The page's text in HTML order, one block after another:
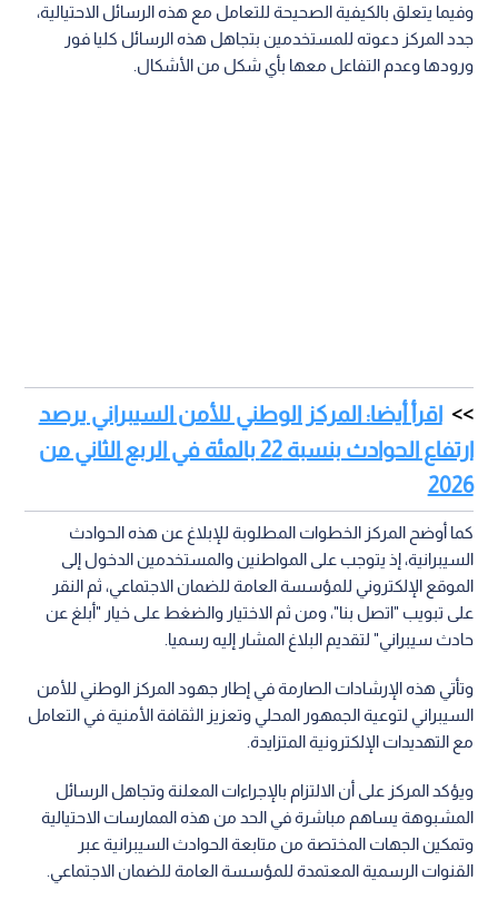
وفيما يتعلق بالكيفية الصحيحة للتعامل مع هذه الرسائل الاحتيالية،
جدد المركز دعوته للمستخدمين بتجاهل هذه الرسائل كليا فور
ورودها وعدم التفاعل معها بأي شكل من الأشكال.
اقرأ أيضا: المركز الوطني للأمن السيبراني يرصد
ارتفاع الحوادث بنسبة 22 بالمئة في الربع الثاني من
2026
كما أوضح المركز الخطوات المطلوبة للإبلاغ عن هذه الحوادث
السيبرانية، إذ يتوجب على المواطنين والمستخدمين الدخول إلى
الموقع الإلكتروني للمؤسسة العامة للضمان الاجتماعي، ثم النقر
على تبويب "اتصل بنا"، ومن ثم الاختيار والضغط على خيار "أبلغ عن
حادث سيبراني" لتقديم البلاغ المشار إليه رسميا.
وتأتي هذه الإرشادات الصارمة في إطار جهود المركز الوطني للأمن
السيبراني لتوعية الجمهور المحلي وتعزيز الثقافة الأمنية في التعامل
مع التهديدات الإلكترونية المتزايدة.
ويؤكد المركز على أن الالتزام بالإجراءات المعلنة وتجاهل الرسائل
المشبوهة يساهم مباشرة في الحد من هذه الممارسات الاحتيالية
وتمكين الجهات المختصة من متابعة الحوادث السيبرانية عبر
القنوات الرسمية المعتمدة للمؤسسة العامة للضمان الاجتماعي.